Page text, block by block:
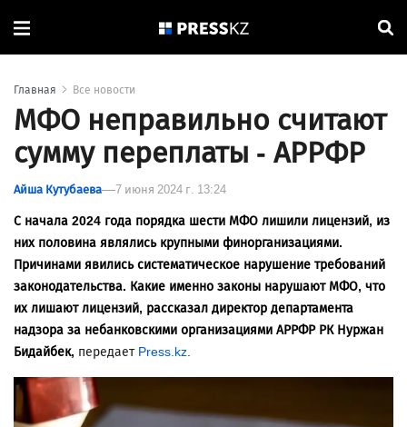
Главная Все новости
МФО неправильно считают
сумму переплаты - АРРФР
Айша Кутубаева 7 июня 2024 г. 13:24
С начала 2024 года порядка шести МФО лишили лицензий, из
них половина являлись крупными финорганизациями.
Причинами явились систематическое нарушение требований
законодательства. Какие именно законы нарушают МФО, что
их лишают лицензий, рассказал директор департамента
надзора за небанковскими организациями АРРФР РК Нуржан
Бидайбек, передает Press.kz.